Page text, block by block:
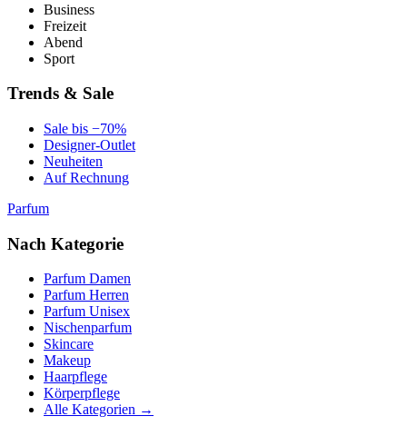
Business
Freizeit
Abend
Sport
Trends & Sale
Sale bis −70%
Designer-Outlet
Neuheiten
Auf Rechnung
Parfum
Nach Kategorie
Parfum Damen
Parfum Herren
Parfum Unisex
Nischenparfum
Skincare
Makeup
Haarpflege
Körperpflege
Alle Kategorien →